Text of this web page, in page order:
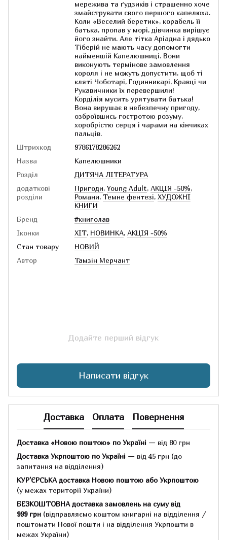
мережива та ґудзиків і страшенно хоче
змайструвати свого першого капелюха.
Коли «Веселий беретик», корабель її
батька, пропав у морі, дівчинка вирішує
його знайти. Але тітка Аріадна і дядько
Тіберій не мають часу допомогти
найменшій Капелюшниці. Вони
виконують термінове замовлення
короля і не можуть допустити, щоб ті
кляті Чоботарі, Годинникарі, Кравці чи
Рукавичники їх перевершили!
Корділія мусить урятувати батька!
Вона вирушає в небезпечну пригоду,
озброївшись гостротою розуму,
хоробрістю серця і чарами на кінчиках
пальців.
Штрихкод
9786178286262
Назва
Капелюшники
Розділ
ДИТЯЧА ЛІТЕРАТУРА
додаткові
розділи
Пригоди, Young Adult, АКЦІЯ -50%,
Романи, Темне фентезі, ХУДОЖНІ
КНИГИ
Бренд
#книголав
Іконки
ХІТ, НОВИНКА, АКЦІЯ -50%
Стан товару
НОВИЙ
Автор
Тамзін Мерчант
Додайте перший відгук
Написати відгук
Доставка Оплата Повернення
Доставка «Новою поштою» по Україні — від 80 грн
Доставка Укрпоштою по Україні — від 45 грн (до
запитання на відділення)
КУР'ЄРСЬКА доставка Новою поштою або Укрпоштою
(у межах території України)
БЕЗКОШТОВНА доставка замовлень на суму від
999 грн (відправляємо коштом книгарні на відділення /
поштомати Нової пошти і на відділення Укрпошти в
межах України)